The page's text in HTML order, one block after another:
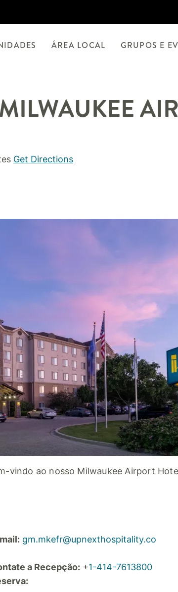
ÁREA LOCAL GRUPOS E
MILWAUKEE
Get Directions
vindo ao nosso Milwaukee Airport
gm.mkefr@upnexthospitality.co
a Recepção:+1-414-7613800